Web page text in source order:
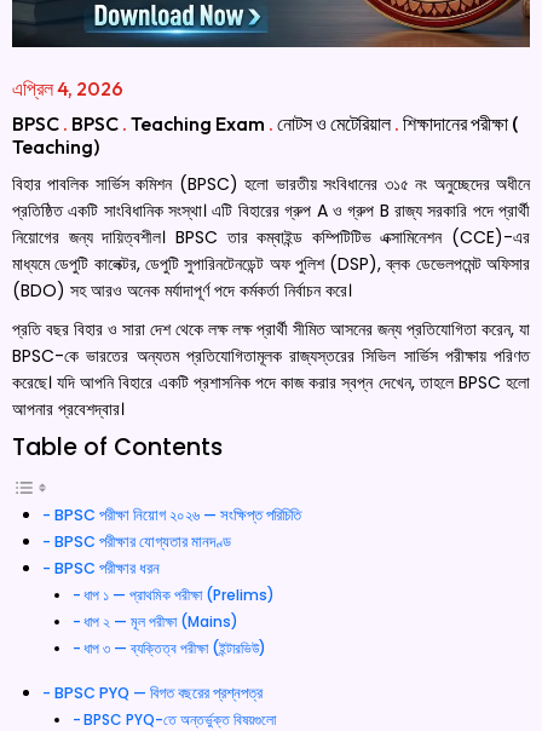
এপ্রিল 4, 2026
BPSC . BPSC . Teaching Exam . নোটস ও মেটেরিয়াল. শিক্ষাদানের পরীক্ষা (
Teaching)
বিহার পাবলিক সার্ভিস কমিশন (BPSC) হলো ভারতীয় সংবিধানের ৩১৫ নং অনুচ্ছেদের অধীনে
প্রতিষ্ঠিত একটি সাংবিধানিক সংস্থা। এটি বিহারের গ্রুপ A ও গ্রুপ B রাজ্য সরকারি পদে প্রার্থী
নিয়োগের জন্য দায়িত্বশীল। BPSC তার কম্বাইন্ড কম্পিটিটিভ এক্সামিনেশন (CCE)-এর
মাধ্যমে ডেপুটি কালেক্টর, ডেপুটি সুপারিনটেনডেন্ট অফ পুলিশ (DSP), ব্লক ডেভেলপমেন্ট অফিসার
(BDO) সহ আরও অনেক মর্যাদাপূর্ণ পদে কর্মকর্তা নির্বাচন করে।
প্রতি বছর বিহার ও সারা দেশ থেকে লক্ষ লক্ষ প্রার্থী সীমিত আসনের জন্য প্রতিযোগিতা করেন, যা
BPSC-কে ভারতের অন্যতম প্রতিযোগিতামূলক রাজ্যস্তরের সিভিল সার্ভিস পরীক্ষায় পরিণত
করেছে। যদি আপনি বিহারে একটি প্রশাসনিক পদে কাজ করার স্বপ্ন দেখেন, তাহলে BPSC হলো
আপনার প্রবেশদ্বার।
Table of Contents
BPSC পরীক্ষা নিয়োগ ২০২৬ — সংক্ষিপ্ত পরিচিতি
BPSC পরীক্ষার যোগ্যতার মানদণ্ড
BPSC পরীক্ষার ধরন
ধাপ ১ — প্রাথমিক পরীক্ষা (Prelims)
ধাপ ২ — মূল পরীক্ষা (Mains)
ধাপ ৩ — ব্যক্তিত্ব পরীক্ষা (ইন্টারভিউ)
BPSC PYQ — বিগত বছরের প্রশ্নপত্র
BPSC PYQ-তে অন্তর্ভুক্ত বিষয়গুলো